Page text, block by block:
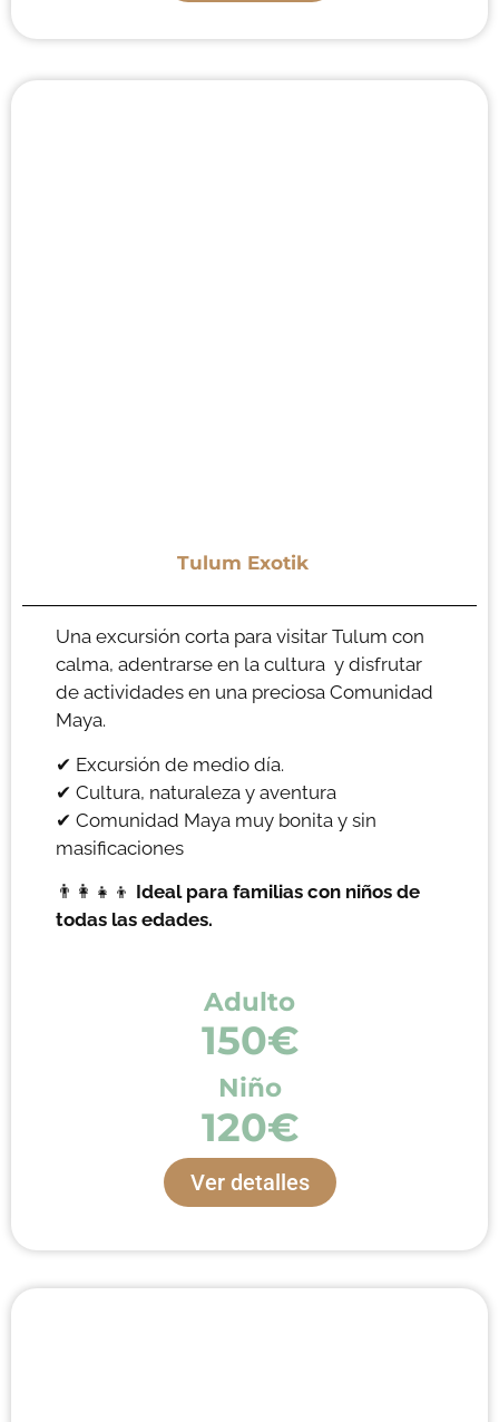
Tulum Exotik
Una excursión corta para visitar Tulum con
calma, adentrarse en la cultura y disfrutar
de actividades en una preciosa Comunidad
Maya.
✔ Excursión de medio día.
✔ Cultura, naturaleza y aventura
✔ Comunidad Maya muy bonita y sin
masificaciones
👨‍👩‍👧‍👦 Ideal para familias con niños de
todas las edades.
Adulto
150€
Niño
120€
Ver detalles